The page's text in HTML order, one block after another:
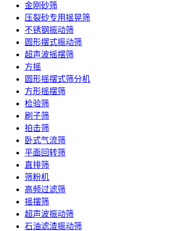
金刚砂筛
压裂砂专用摇晃筛
不锈钢振动筛
圆形摆式振动筛
超声波摇摆筛
方摇
圆形摇摆式筛分机
方形摇摆筛
检验筛
刷子筛
拍击筛
卧式气流筛
平面回转筛
直排筛
筛粉机
高频过滤筛
摇摆筛
超声波振动筛
石油滤渣振动筛